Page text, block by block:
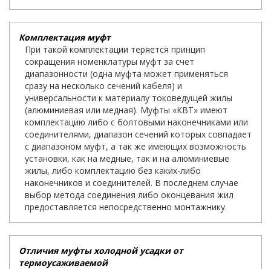
Комплектация муфт
При такой комплектации теряется принцип
сокращения номенклатуры муфт за счет
диапазонности (одна муфта может применяться
сразу на несколько сечений кабеля) и
универсальности к материалу токоведущей жилы
(алюминиевая или медная). Муфты «КВТ» имеют
комплектацию либо с болтовыми наконечниками или
соединителями, диапазон сечений которых совпадает
с диапазоном муфт, а так же имеющих возможность
установки, как на медные, так и на алюминиевые
жилы, либо комплектацию без каких-либо
наконечников и соединителей. В последнем случае
выбор метода соединения либо оконцевания жил
предоставляется непосредственно монтажнику.
Отличия муфты холодной усадки от
термоусаживаемой